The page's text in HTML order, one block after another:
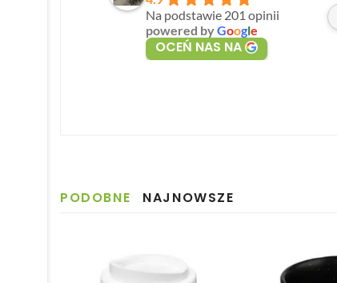
Na podstawie 201 opinii
powered byGoogle
OCEŃ NAS NA
PODOBNE NAJNOWSZE